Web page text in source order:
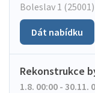
Boleslav 1 (25001)
Dát nabídku
Rekonstrukce
1.8. 00:00 - 30.11.